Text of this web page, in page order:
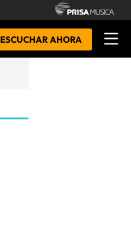
ESCUCHAR AHORA